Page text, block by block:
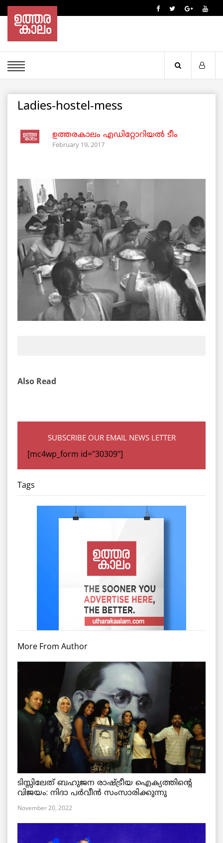
Ladies-hostel-mess
ഉത്തരകാലം എഡിറ്റോറിയല്‍ ടീം
February 19, 2017
Also Read
SUBSCRIBE OUR EMAIL NEWS LETTER
[mc4wp_form id="30309"]
Tags
More From Author
ടിസ്സിലേത് ബഹുജന രാഷ്ട്രീയ ഐക്യത്തിന്റെ
വിജയം: നിദാ പർവീൻ സംസാരിക്കുന്നു
November 20, 2022